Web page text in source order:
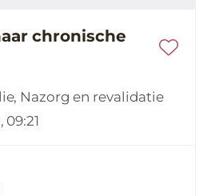
chronische
Nazorg en revalidatie
09:21